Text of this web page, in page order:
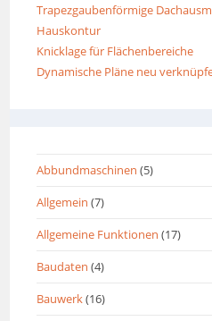
Trapezgaubenförmige
Hauskontur
Knicklage für Flächenbereiche
Dynamische Pläne neu
Abbundmaschinen (5)
Allgemein (7)
Allgemeine Funktionen (17)
Baudaten (4)
Bauwerk(16)